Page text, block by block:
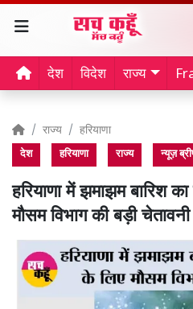
देश विदेश राज्य
राज्य हरियाणा
देश हरियाणा राज्य न्यूज़
हरियाणा में झमाझम बारिश
मौसम विभाग की बड़ी चेतावनी